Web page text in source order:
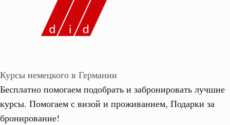
Курсы немецкого в Германии
Бесплатно помогаем подобрать и забронировать лучшие
курсы. Помогаем с визой и проживанием, Подарки за
бронирование!